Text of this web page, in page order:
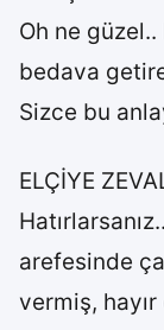
Oh ne
bedava
Sizce bu
ELÇİYE
arefesinde
vermiş, hayır